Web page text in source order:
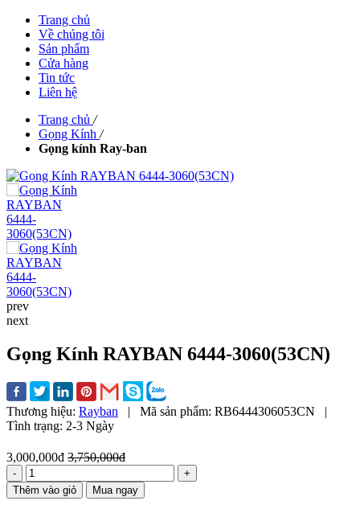
Trang chủ
Về chúng tôi
Sản phẩm
Cửa hàng
Tin tức
Liên hệ
Trang chủ /
Gọng Kính /
Gọng kính Ray-ban
prev
next
Gọng Kính RAYBAN 6444-3060(53CN)
Thương hiệu: Rayban | Mã sản phẩm: RB6444306053CN
|
Tình trạng: 2-3 Ngày
3,000,000đ 3,750,000đ
-
+
Thêm vào giỏ
Mua ngay